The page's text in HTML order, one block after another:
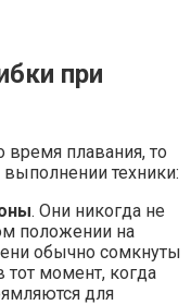
при
время плавания, то
техники:
. Они никогда не
положении на
обычно сомкнуты
тот момент, когда
для